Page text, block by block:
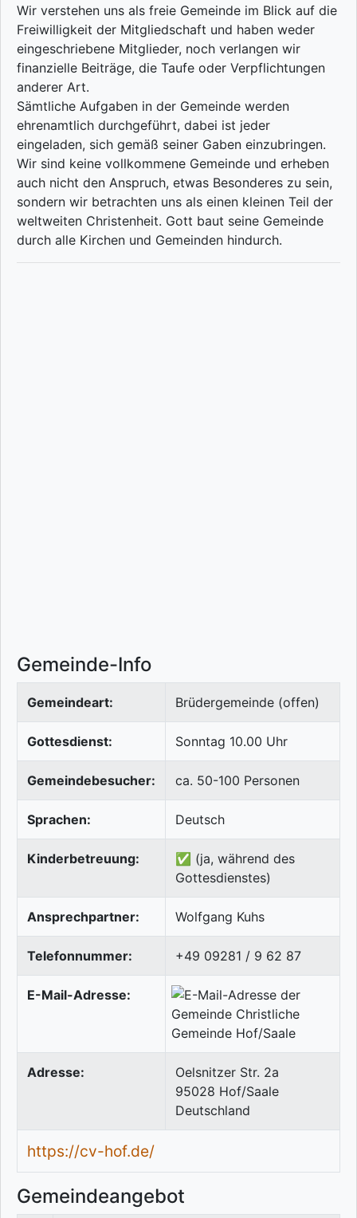
Wir verstehen uns als freie Gemeinde im Blick auf die
Freiwilligkeit der Mitgliedschaft und haben weder
eingeschriebene Mitglieder, noch verlangen wir
finanzielle Beiträge, die Taufe oder Verpflichtungen
anderer Art.
Sämtliche Aufgaben in der Gemeinde werden
ehrenamtlich durchgeführt, dabei ist jeder
eingeladen, sich gemäß seiner Gaben einzubringen.
Wir sind keine vollkommene Gemeinde und erheben
auch nicht den Anspruch, etwas Besonderes zu sein,
sondern wir betrachten uns als einen kleinen Teil der
weltweiten Christenheit. Gott baut seine Gemeinde
durch alle Kirchen und Gemeinden hindurch.
Gemeinde-Info
Gemeindeart: Brüdergemeinde (offen)
Gottesdienst: Sonntag 10.00 Uhr
Gemeindebesucher: ca. 50-100 Personen
Sprachen: Deutsch
Kinderbetreuung:
✅ (ja, während des
Gottesdienstes)
Ansprechpartner: Wolfgang Kuhs
Telefonnummer: +49 09281 / 9 62 87
E-Mail-Adresse:
Adresse:
Oelsnitzer Str. 2a
95028 Hof/Saale
Deutschland
https://cv-hof.de/
Gemeindeangebot